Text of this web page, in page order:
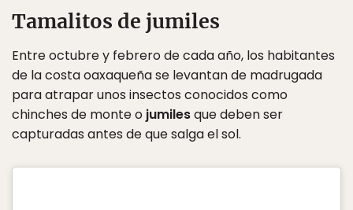
Tamalitos de jumiles
Entre octubre y febrero de cada año, los habitantes
de la costa oaxaqueña se levantan de madrugada
para atrapar unos insectos conocidos como
chinches de monte o jumilesque deben ser
capturadas antes de que salga el sol.